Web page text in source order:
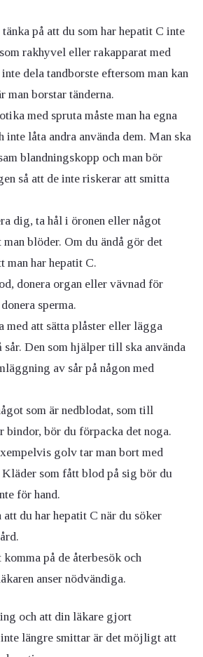
på att du som har hepatit C inte
rakhyvel eller rakapparat med
dela tandborste eftersom man kan
man borstar tänderna.
med spruta måste man ha egna
inte låta andra använda dem. Man ska
blandningskopp och man bör
så att de inte riskerar att smitta
dig, ta hål i öronen eller något
blöder. Om du ändå gör det
man har hepatit C.
donera organ eller vävnad för
sperma.
med att sätta plåster eller lägga
sår. Den som hjälper till ska använda
av sår på någon med
som är nedblodat, som till
bindor, bör du förpacka det noga.
golv tar man bort med
som fått blod på sig bör du
för hand.
att du har hepatit C när du söker
på de återbesök och
anser nödvändiga.
och att din läkare gjort
längre smittar är det möjligt att